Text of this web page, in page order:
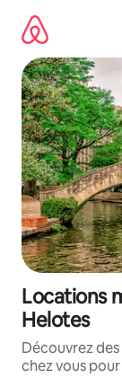
directement
contenu
Locations
Helotes
Découvrez
chez vous